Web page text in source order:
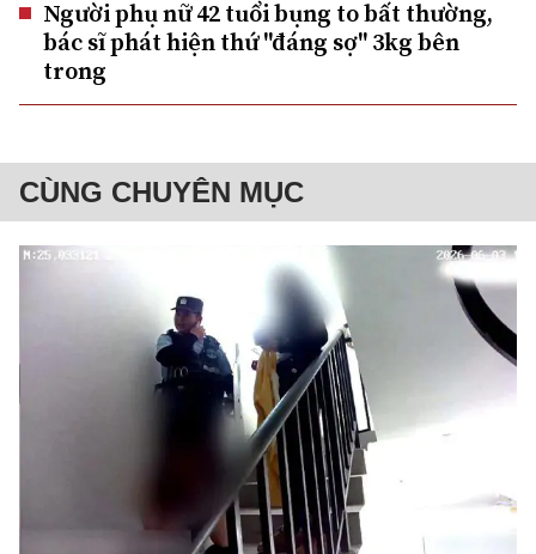
Người phụ nữ 42 tuổi bụng to bất thường,
bác sĩ phát hiện thứ "đáng sợ" 3kg bên
trong
CÙNG CHUYÊN MỤC